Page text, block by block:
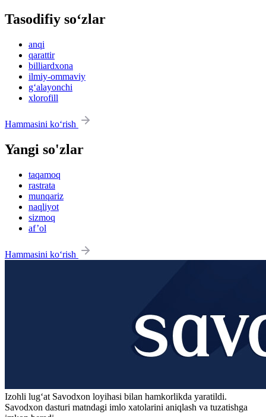
Tasodifiy so‘zlar
anqi
qarattir
billiardxona
ilmiy-ommaviy
g‘alayonchi
xlorofill
Hammasini ko‘rish
Yangi so'zlar
taqamoq
rastrata
munqariz
naqliyot
sizmoq
af’ol
Hammasini ko‘rish
Izohli lugʻat Savodxon loyihasi bilan hamkorlikda yaratildi.
Savodxon dasturi matndagi imlo xatolarini aniqlash va tuzatishga